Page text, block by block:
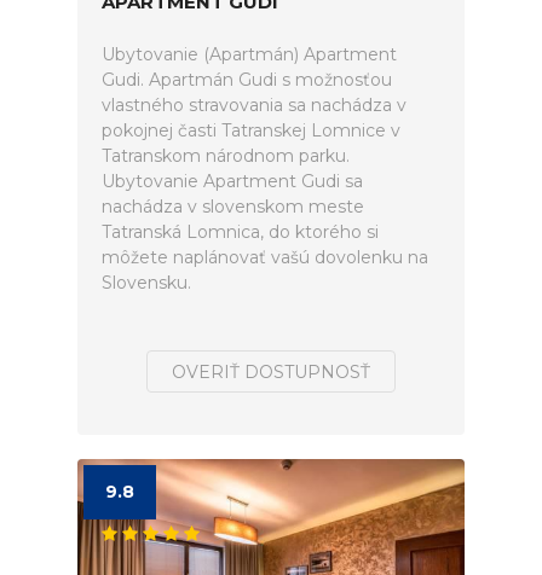
Ubytovanie (Apartmán) Apartment
Gudi. Apartmán Gudi s možnosťou
vlastného stravovania sa nachádza v
pokojnej časti Tatranskej Lomnice v
Tatranskom národnom parku.
Ubytovanie Apartment Gudi sa
nachádza v slovenskom meste
Tatranská Lomnica, do ktorého si
môžete naplánovať vašú dovolenku na
Slovensku.
OVERIŤ DOSTUPNOSŤ
9.8